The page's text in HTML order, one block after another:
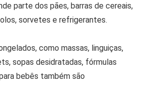
parte dos pães, barras de cereais,
sorvetes e refrigerantes.
como massas, linguiças,
sopas desidratadas, fórmulas
bebês também são